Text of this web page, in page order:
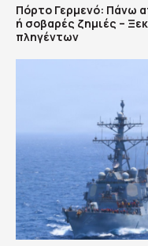
Πόρτο Γερμενό: Πάνω
ή σοβαρές ζημιές –
πληγέντων